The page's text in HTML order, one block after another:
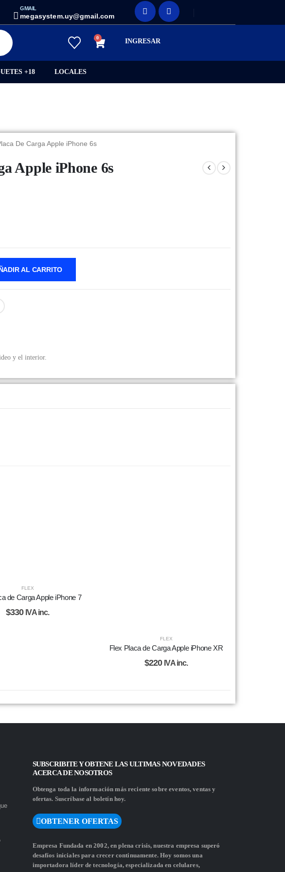
GMAIL
megasystem.uy@gmail.com
0 INGRESAR
+18 LOCALES
De Carga Apple iPhone 6s
Apple iPhone 6s
AL CARRITO
y el interior.
FLEX
de Carga Apple iPhone 7
$330 IVA inc.
FLEX
Flex Placa de Carga Apple iPhone XR
$220 IVA inc.
SUBSCRIBITE Y OBTENE LAS ULTIMAS NOVEDADES
ACERCA DE NOSOTROS
Obtenga toda la información más reciente sobre eventos, ventas y
ofertas. Suscríbase al boletín hoy.
OBTENER OFERTAS
Empresa Fundada en 2002, en plena crisis, nuestra empresa superó
desafíos iniciales para crecer continuamente. Hoy somos una
importadora líder de tecnología, especializada en celulares,